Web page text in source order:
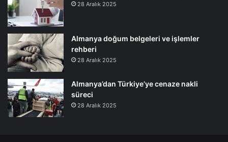
28 Aralık 2025
Almanya doğum belgeleri ve işlemler
rehberi
28 Aralık 2025
Almanya’dan Türkiye’ye cenaze nakli
süreci
28 Aralık 2025